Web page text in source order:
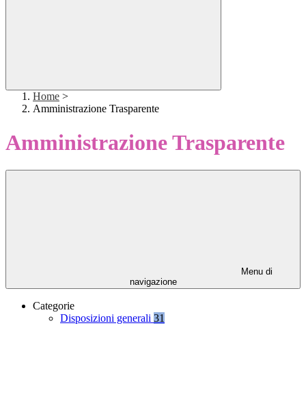
Home >
Amministrazione Trasparente
Amministrazione Trasparente
Menu di
navigazione
Categorie
Disposizioni generali 31